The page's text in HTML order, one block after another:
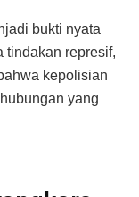
bukti nyata
tindakan represif,
kepolisian
yang